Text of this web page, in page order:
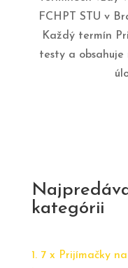
FCHPT STU v
Každý termín
testy a obsahuje
kategórii
1. 7 x Prijímačky